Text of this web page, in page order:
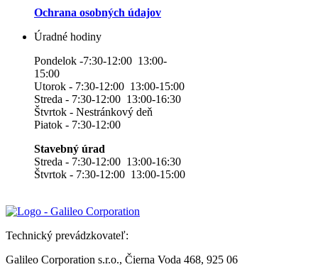
Ochrana osobných údajov
Úradné hodiny
Pondelok -7:30-12:00 13:00-
15:00
Utorok - 7:30-12:00 13:00-15:00
Streda - 7:30-12:00 13:00-16:30
Štvrtok - Nestránkový deň
Piatok - 7:30-12:00
Stavebný úrad
Streda - 7:30-12:00 13:00-16:30
Štvrtok - 7:30-12:00 13:00-15:00
Technický prevádzkovateľ:
Galileo Corporation s.r.o., Čierna Voda 468, 925 06